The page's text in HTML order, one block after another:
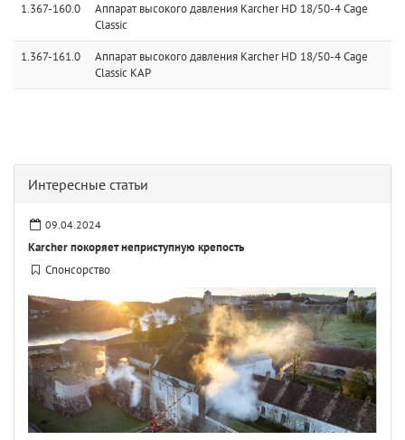
1.367-160.0
Аппарат высокого давления Karcher HD 18/50-4 Cage
Classic
1.367-161.0
Аппарат высокого давления Karcher HD 18/50-4 Cage
Classic KAP
Интересные статьи
09.04.2024
Karcher покоряет неприступную крепость
Спонсорство